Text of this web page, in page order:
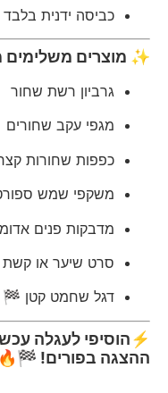
כביסה ידנית בלבד
✨ מוצרים משלימים
גרביון רשת שחור
מגפי עקב שחורים
כפפות שחורות
משקפי שמש
מדבקות פנים
סרט שיער או
דגל שחמט קטן 🏁
⚡הוסיפי לעגלה
ההצגה בפורים! 🏁🔥